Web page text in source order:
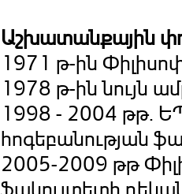
Աշխատանքային
1971 թ-ին
1978 թ-ին նույն
1998 - 2004 թթ.
հոգեբանության
2005-2009 թթ
ֆակուլտետի